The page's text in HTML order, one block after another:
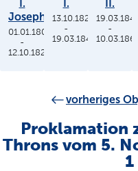
I.
Joseph
01.01.1806
-
12.10.1825
I.
13.10.1825
-
19.03.1848
II.
-
vorheriges
Proklamation
Throns vom 5.